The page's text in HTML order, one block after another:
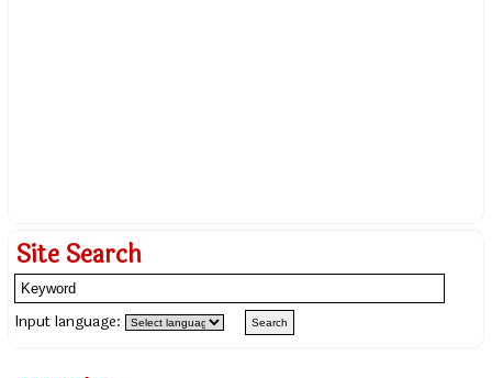
Site Search
Input language: